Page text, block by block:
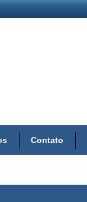
Contato